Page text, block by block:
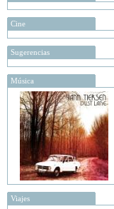
Cine
Sugerencias
Música
Viajes